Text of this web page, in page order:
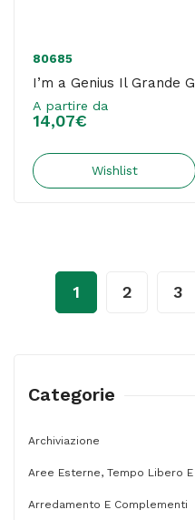
80685
I’m a Genius Il Grande
A partire da
14,07€
Wishlist
1 2 3
Categorie
Archiviazione
Aree Esterne, Tempo Libero
Arredamento E Complementi